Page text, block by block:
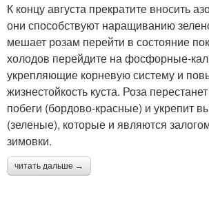
К концу августа прекратите вносить
они способствуют наращиванию
мешает розам перейти в состояние
холодов перейдите на фосфорные-
укрепляющие корневую систему и
жизнестойкость куста. Роза
побеги (бордово-красные) и укрепит
(зеленые), которые и являются
зимовки.
читать дальше →